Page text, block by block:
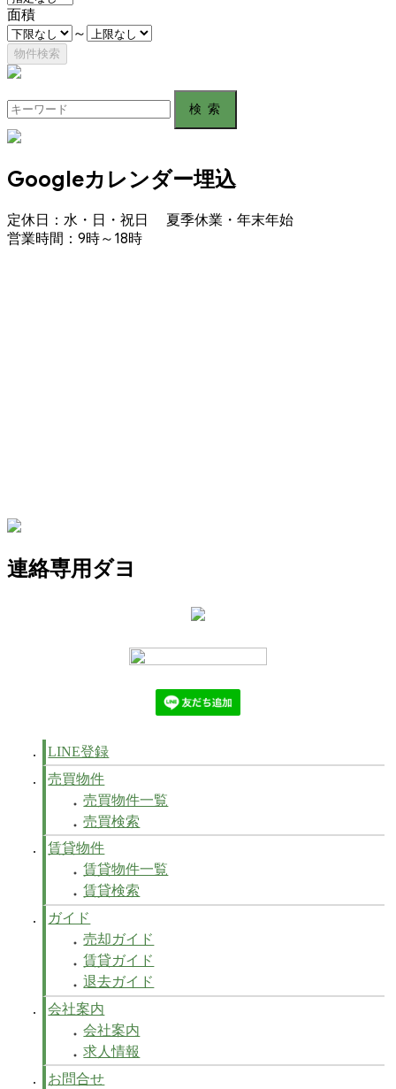
面積
～
for:
Googleカレンダー埋込
定休日：水・日・祝日 夏季休業・年末年始
営業時間：9時～18時
連絡専用ダヨ
LINE登録
売買物件
売買物件一覧
売買検索
賃貸物件
賃貸物件一覧
賃貸検索
ガイド
売却ガイド
賃貸ガイド
退去ガイド
会社案内
会社案内
求人情報
お問合せ